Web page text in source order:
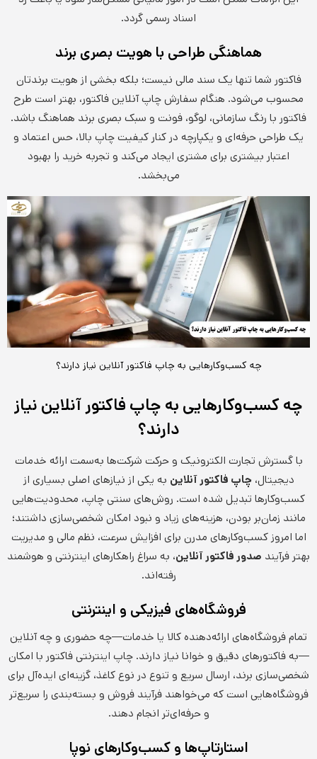
اسناد رسمی گردد.
هماهنگی طراحی با هویت بصری برند
فاکتور شما تنها یک سند مالی نیست؛ بلکه بخشی از هویت برندتان
محسوب می‌شود. هنگام سفارش چاپ آنلاین فاکتور، بهتر است طرح
فاکتور با رنگ سازمانی، لوگو، فونت و سبک بصری برند هماهنگ باشد.
یک طراحی حرفه‌ای و یکپارچه در کنار کیفیت چاپ بالا، حس اعتماد و
اعتبار بیشتری برای مشتری ایجاد می‌کند و تجربه خرید را بهبود
می‌بخشد.
چه کسب‌وکارهایی به چاپ فاکتور آنلاین نیاز دارند؟
چه کسب‌وکارهایی به چاپ فاکتور آنلاین نیاز
دارند؟
با گسترش تجارت الکترونیک و حرکت شرکت‌ها به‌سمت ارائه خدمات
دیجیتال،چاپ فاکتور آنلاین به یکی از نیازهای اصلی بسیاری از
کسب‌وکارها تبدیل شده است. روش‌های سنتی چاپ، محدودیت‌هایی
مانند زمان‌بر بودن، هزینه‌های زیاد و نبود امکان شخصی‌سازی داشتند؛
اما امروز کسب‌وکارهای مدرن برای افزایش سرعت، نظم مالی و مدیریت
بهتر فرآیند صدور فاکتور آنلاین، به سراغ راهکارهای اینترنتی و هوشمند
رفته‌اند.
فروشگاه‌های فیزیکی و اینترنتی
تمام فروشگاه‌های ارائه‌دهنده کالا یا خدمات—چه حضوری و چه آنلاین
—به فاکتورهای دقیق و خوانا نیاز دارند. چاپ اینترنتی فاکتور با امکان
شخصی‌سازی برند، ارسال سریع و تنوع در نوع کاغذ، گزینه‌ای ایده‌آل برای
فروشگاه‌هایی است که می‌خواهند فرآیند فروش و بسته‌بندی را سریع‌تر
و حرفه‌ای‌تر انجام دهند.
استارتاپ‌ها و کسب‌وکارهای نوپا